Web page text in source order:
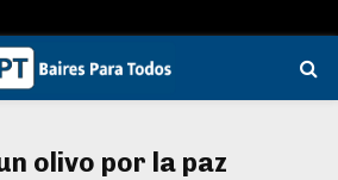
olivo por la paz